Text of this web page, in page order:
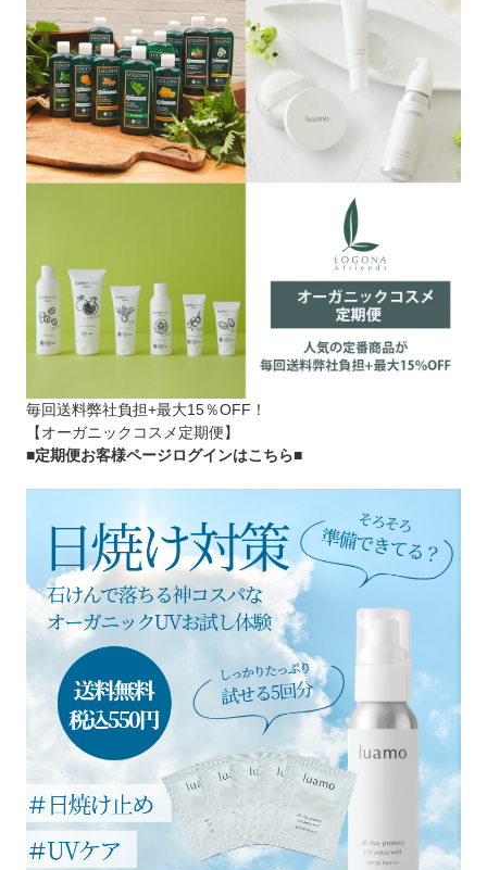
毎回送料弊社負担+最大15％OFF！
【オーガニックコスメ定期便】
■定期便お客様ページログインはこちら■